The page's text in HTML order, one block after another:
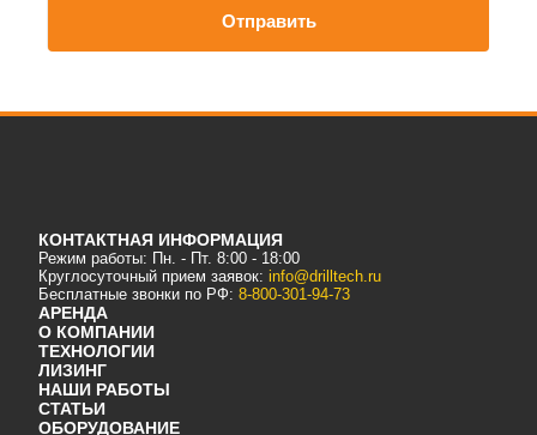
Отправить
КОНТАКТНАЯ ИНФОРМАЦИЯ
Режим работы: Пн. - Пт. 8:00 - 18:00
Круглосуточный прием заявок: info@drilltech.ru
Бесплатные звонки по РФ: 8-800-301-94-73
АРЕНДА
О КОМПАНИИ
ТЕХНОЛОГИИ
ЛИЗИНГ
НАШИ РАБОТЫ
СТАТЬИ
ОБОРУДОВАНИЕ